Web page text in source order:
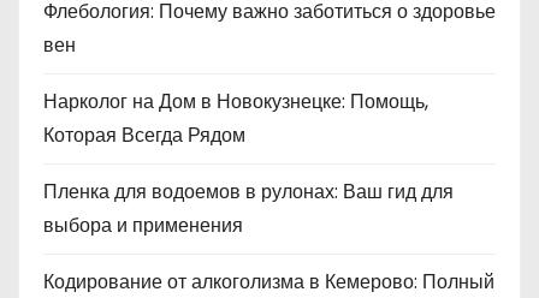
Флебология: Почему важно заботиться о здоровье
вен
Нарколог на Дом в Новокузнецке: Помощь,
Которая Всегда Рядом
Пленка для водоемов в рулонах: Ваш гид для
выбора и применения
Кодирование от алкоголизма в Кемерово: Полный